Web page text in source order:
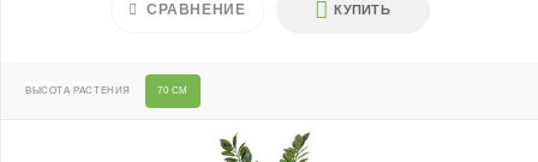
КУПИТЬ
СРАВНЕНИЕ
ВЫСОТА РАСТЕНИЯ 70 СМ